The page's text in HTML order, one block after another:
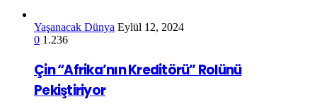
Yaşanacak Dünya Eylül 12, 2024
0 1.236
Çin “Afrika’nın Kreditörü” Rolünü
Pekiştiriyor